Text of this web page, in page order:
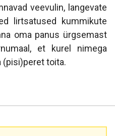
veevulin, langevate
lirtsatused kummikute
oma panus ürgsemast
et kurel nimega
toita.